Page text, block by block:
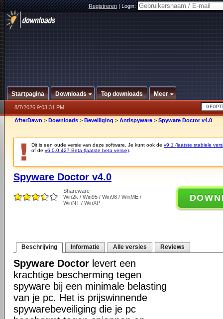
Registreren|Login:
Startpagina Downloads Top downloads Meer
8/7/2026 9:03:31 PM
AfterDawn > Downloads > Beveiliging > Antispyware > Spyware Doctor v4.0
Dit is een oude versie van deze software. Je kunt ook de v9.1 (laatste stabiele
of de v6.0.0.427 Beta (laatste beta versie)
Spyware Doctor v4.0
Shareware
Win2k / Win95 / Win98 / WinME /
WinNT / WinXP
Beschrijving Informatie Alle versies Reviews
Spyware Doctor levert een
krachtige bescherming tegen
spyware bij een minimale belasting
van je pc. Het is prijswinnende
spywarebeveiliging die je pc